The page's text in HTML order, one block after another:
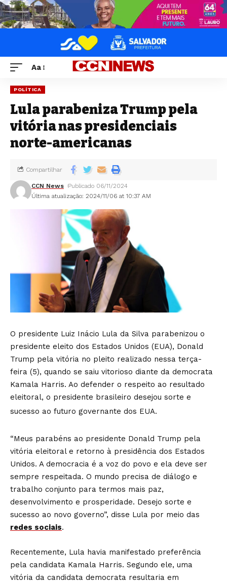
Aa
POLÍTICA
Lula parabeniza Trump pela
vitória nas presidenciais
norte-americanas
Última atualização: 2024/11/06 at 10:37 AM
CCN News Publicado 06/11/2024
Compartilhar
O presidente Luiz Inácio Lula da Silva parabenizou o
presidente eleito dos Estados Unidos (EUA), Donald
Trump pela vitória no pleito realizado nessa terça-
feira (5), quando se saiu vitorioso diante da democrata
Kamala Harris. Ao defender o respeito ao resultado
eleitoral, o presidente brasileiro desejou sorte e
sucesso ao futuro governante dos EUA.
“Meus parabéns ao presidente Donald Trump pela
vitória eleitoral e retorno à presidência dos Estados
Unidos. A democracia é a voz do povo e ela deve ser
sempre respeitada. O mundo precisa de diálogo e
trabalho conjunto para termos mais paz,
desenvolvimento e prosperidade. Desejo sorte e
sucesso ao novo governo”, disse Lula por meio das
redes sociais.
Recentemente, Lula havia manifestado preferência
pela candidata Kamala Harris. Segundo ele, uma
vitória da candidata democrata resultaria em